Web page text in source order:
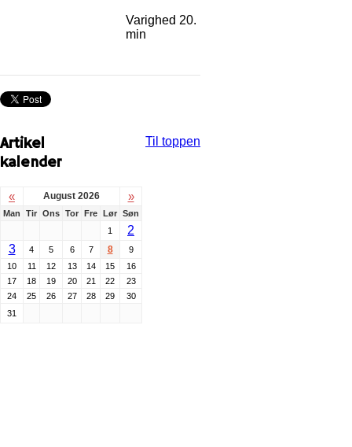
Varighed 20.
min
Til toppen
Artikel
kalender
« August 2026 »
Man Tir Ons Tor Fre Lør Søn
1
2
3
4 5 6 7 8
9
10
11 12 13 14 15
16
17
18 19 20 21 22
23
24
25 26 27 28 29
30
31